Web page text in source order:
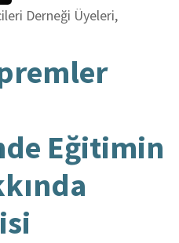
Derneği Üyeleri,
Eğitimin